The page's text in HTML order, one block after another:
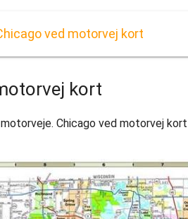
ved motorvej kort
kort
Chicago ved motorvej